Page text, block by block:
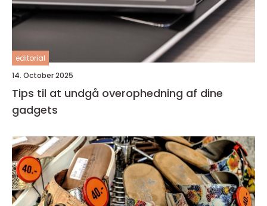
editorial
14. October 2025
Tips til at undgå overophedning af dine
gadgets